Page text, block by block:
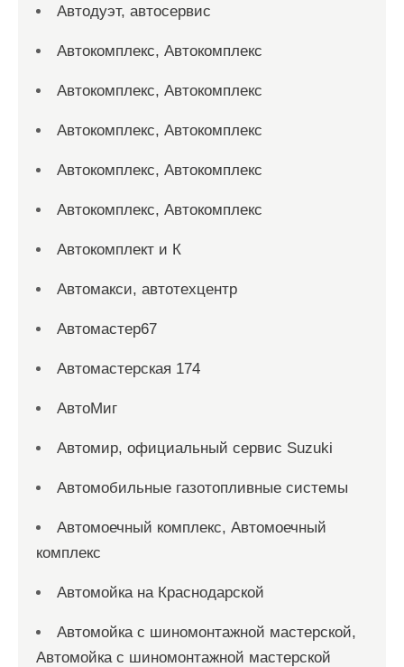
Автодуэт, автосервис
Автокомплекс, Автокомплекс
Автокомплекс, Автокомплекс
Автокомплекс, Автокомплекс
Автокомплекс, Автокомплекс
Автокомплекс, Автокомплекс
Автокомплект и К
Автомакси, автотехцентр
Автомастер67
Автомастерская 174
АвтоМиг
Автомир, официальный сервис Suzuki
Автомобильные газотопливные системы
Автомоечный комплекс, Автомоечный
комплекс
Автомойка на Краснодарской
Автомойка с шиномонтажной мастерской,
Автомойка с шиномонтажной мастерской